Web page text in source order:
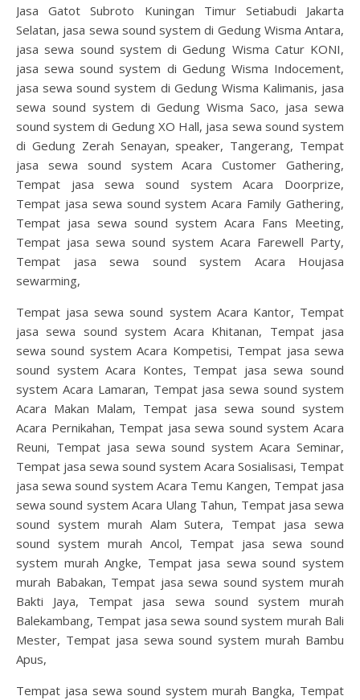
Jasa Gatot Subroto Kuningan Timur Setiabudi Jakarta
Selatan, jasa sewa sound system di Gedung Wisma Antara,
jasa sewa sound system di Gedung Wisma Catur KONI,
jasa sewa sound system di Gedung Wisma Indocement,
jasa sewa sound system di Gedung Wisma Kalimanis, jasa
sewa sound system di Gedung Wisma Saco, jasa sewa
sound system di Gedung XO Hall, jasa sewa sound system
di Gedung Zerah Senayan, speaker, Tangerang, Tempat
jasa sewa sound system Acara Customer Gathering,
Tempat jasa sewa sound system Acara Doorprize,
Tempat jasa sewa sound system Acara Family Gathering,
Tempat jasa sewa sound system Acara Fans Meeting,
Tempat jasa sewa sound system Acara Farewell Party,
Tempat jasa sewa sound system Acara Houjasa
sewarming,
Tempat jasa sewa sound system Acara Kantor, Tempat
jasa sewa sound system Acara Khitanan, Tempat jasa
sewa sound system Acara Kompetisi, Tempat jasa sewa
sound system Acara Kontes, Tempat jasa sewa sound
system Acara Lamaran, Tempat jasa sewa sound system
Acara Makan Malam, Tempat jasa sewa sound system
Acara Pernikahan, Tempat jasa sewa sound system Acara
Reuni, Tempat jasa sewa sound system Acara Seminar,
Tempat jasa sewa sound system Acara Sosialisasi, Tempat
jasa sewa sound system Acara Temu Kangen, Tempat jasa
sewa sound system Acara Ulang Tahun, Tempat jasa sewa
sound system murah Alam Sutera, Tempat jasa sewa
sound system murah Ancol, Tempat jasa sewa sound
system murah Angke, Tempat jasa sewa sound system
murah Babakan, Tempat jasa sewa sound system murah
Bakti Jaya, Tempat jasa sewa sound system murah
Balekambang, Tempat jasa sewa sound system murah Bali
Mester, Tempat jasa sewa sound system murah Bambu
Apus,
Tempat jasa sewa sound system murah Bangka, Tempat